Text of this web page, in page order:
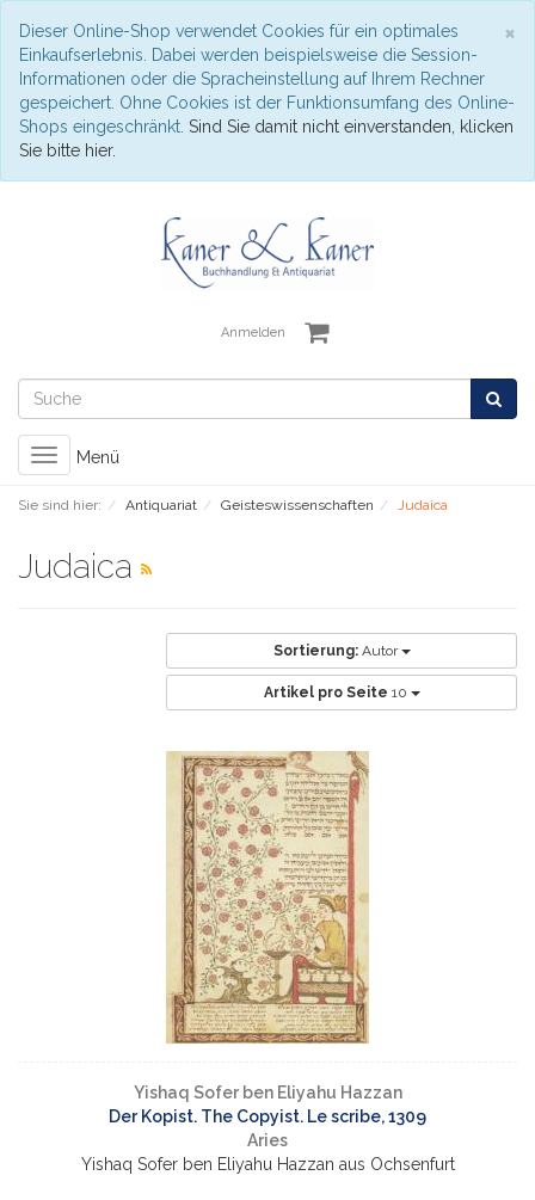
×
Dieser Online-Shop verwendet Cookies für ein optimales
Einkaufserlebnis. Dabei werden beispielsweise die Session-
Informationen oder die Spracheinstellung auf Ihrem Rechner
gespeichert. Ohne Cookies ist der Funktionsumfang des Online-
Shops eingeschränkt. Sind Sie damit nicht einverstanden, klicken
Sie bitte hier.
Anmelden
Toggle
navigation
Menü
Sie sind hier: Antiquariat Geisteswissenschaften Judaica
Judaica
Sortierung: Autor
Artikel pro Seite 10
Yishaq Sofer ben Eliyahu Hazzan
Der Kopist. The Copyist. Le scribe, 1309
Aries
Yishaq Sofer ben Eliyahu Hazzan aus Ochsenfurt